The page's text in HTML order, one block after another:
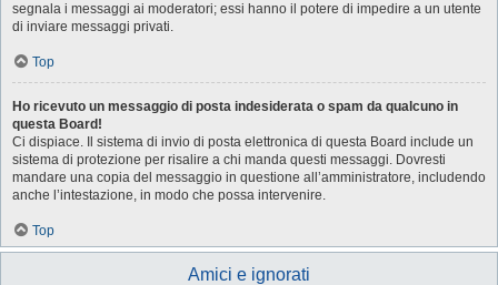
segnala i messaggi ai moderatori; essi hanno il potere di impedire a un utente
di inviare messaggi privati​​.
Top
Ho ricevuto un messaggio di posta indesiderata o spam da qualcuno in
questa Board!
Ci dispiace. Il sistema di invio di posta elettronica di questa Board include un
sistema di protezione per risalire a chi manda questi messaggi. Dovresti
mandare una copia del messaggio in questione all’amministratore, includendo
anche l’intestazione, in modo che possa intervenire.
Top
Amici e ignorati